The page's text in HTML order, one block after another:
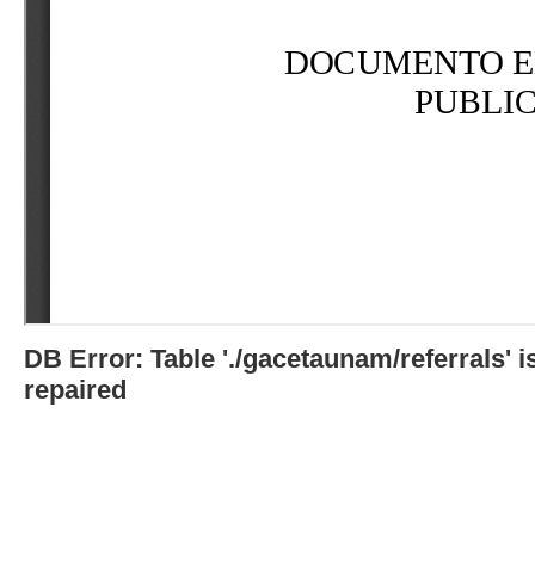
DB Error: Table './gacetaunam/referrals'
repaired